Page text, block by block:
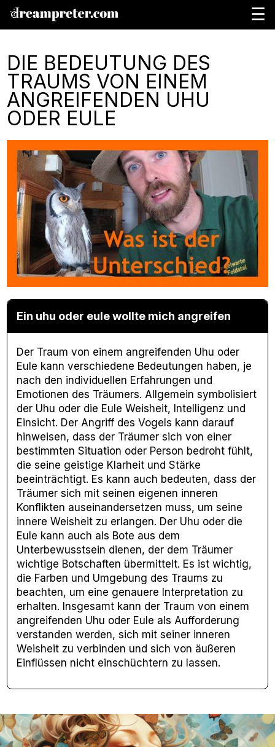
☰
DIE BEDEUTUNG DES
TRAUMS VON EINEM
ANGREIFENDEN UHU
ODER EULE
Ein uhu oder eule wollte mich angreifen
Der Traum von einem angreifenden Uhu oder
Eule kann verschiedene Bedeutungen haben, je
nach den individuellen Erfahrungen und
Emotionen des Träumers. Allgemein symbolisiert
der Uhu oder die Eule Weisheit, Intelligenz und
Einsicht. Der Angriff des Vogels kann darauf
hinweisen, dass der Träumer sich von einer
bestimmten Situation oder Person bedroht fühlt,
die seine geistige Klarheit und Stärke
beeinträchtigt. Es kann auch bedeuten, dass der
Träumer sich mit seinen eigenen inneren
Konflikten auseinandersetzen muss, um seine
innere Weisheit zu erlangen. Der Uhu oder die
Eule kann auch als Bote aus dem
Unterbewusstsein dienen, der dem Träumer
wichtige Botschaften übermittelt. Es ist wichtig,
die Farben und Umgebung des Traums zu
beachten, um eine genauere Interpretation zu
erhalten. Insgesamt kann der Traum von einem
angreifenden Uhu oder Eule als Aufforderung
verstanden werden, sich mit seiner inneren
Weisheit zu verbinden und sich von äußeren
Einflüssen nicht einschüchtern zu lassen.